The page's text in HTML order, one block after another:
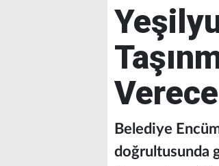
Belediye
doğrultusunda